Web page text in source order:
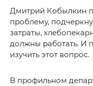
Дмитрий Кобылкин
проблему,
затраты,
должны работать. И
изучить этот вопрос.
В профильном